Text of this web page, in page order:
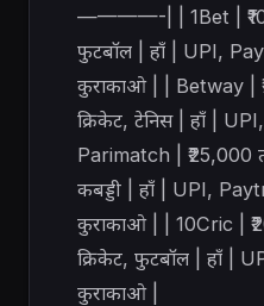
————-| | 1Bet |
फुटबॉल | हाँ | UPI,
कुराकाओ | | Betway |
क्रिकेट, टेनिस | हाँ |
Parimatch | ₹25,000
कबड्डी | हाँ | UPI,
कुराकाओ | | 10Cric |
क्रिकेट, फुटबॉल | हाँ |
कुराकाओ |